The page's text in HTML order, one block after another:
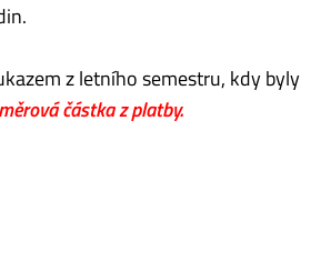
z letního semestru, kdy byly
částka z platby.